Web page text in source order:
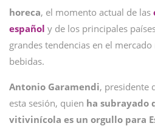
horeca, el momento actual de las
español y de los principales
grandes tendencias en el
bebidas.
Antonio Garamendi, presidente
esta sesión, quien ha subrayado
vitivinícola es un orgullo para